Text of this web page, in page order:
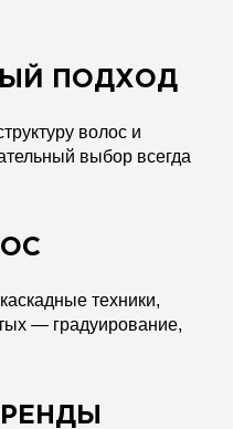
ПОДХОД
волос и
выбор всегда
техники,
— градуирование,